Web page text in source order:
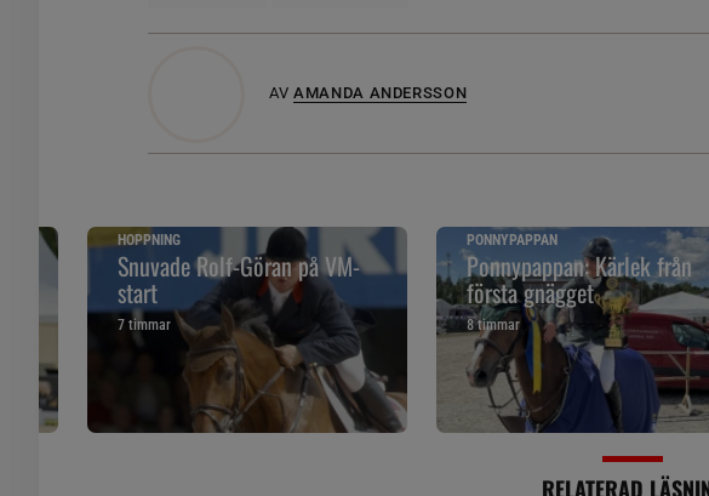
AV AMANDA ANDERSSON
HOPPNING
Snuvade Rolf-Göran på VM-
start
7 timmar
PONNYPAPPAN
Ponnypappan: Kärlek från
första gnägget
8 timmar
RELATERAD